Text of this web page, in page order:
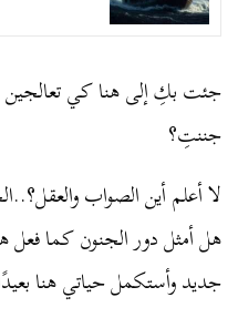
جئت بكِ إلى هنا كي
جننتِ؟
لا أعلم أين الصواب
هل أمثل دور الجنون كما
جديد وأستكمل حياتي هنا